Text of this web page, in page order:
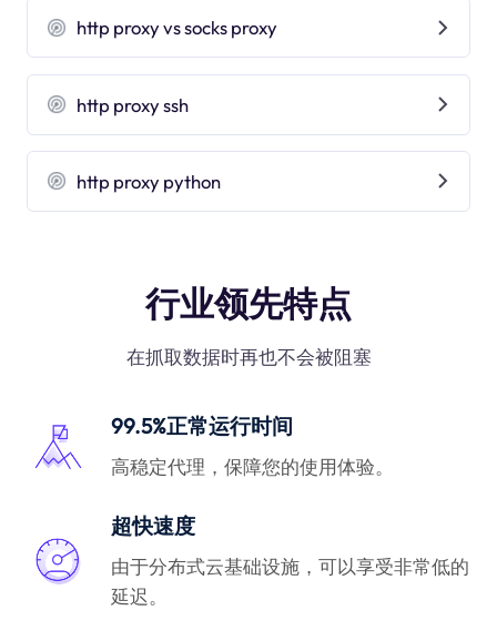
http proxy vs socks proxy
http proxy ssh
http proxy python
行业领先特点
在抓取数据时再也不会被阻塞
99.5%正常运行时间
高稳定代理，保障您的使用体验。
超快速度
由于分布式云基础设施，可以享受非常低的
延迟。